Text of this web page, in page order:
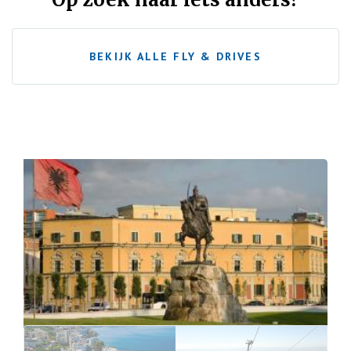
BEKIJK ALLE FLY & DRIVES